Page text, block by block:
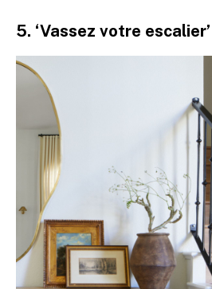
5. ‘Vassez votre escalier’